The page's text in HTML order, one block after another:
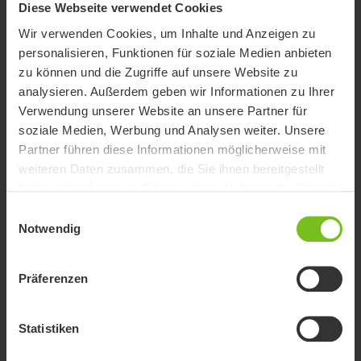
Diese Webseite verwendet Cookies
Wir verwenden Cookies, um Inhalte und Anzeigen zu
personalisieren, Funktionen für soziale Medien anbieten
zu können und die Zugriffe auf unsere Website zu
analysieren. Außerdem geben wir Informationen zu Ihrer
Verwendung unserer Website an unsere Partner für
soziale Medien, Werbung und Analysen weiter. Unsere
Partner führen diese Informationen möglicherweise mit
weiteren Daten zusammen, die Sie ihnen bereitgestellt
Notwendig
Präferenzen
Statistiken